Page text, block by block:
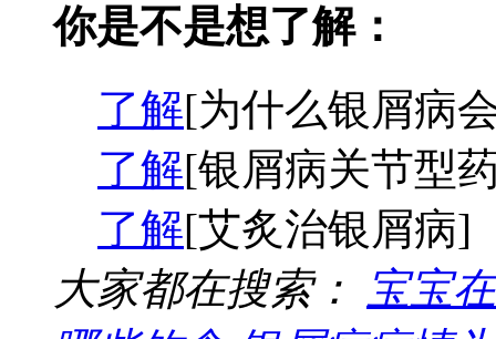
你是不是想了解：
了解[为什么银屑病
了解[银屑病关节型
了解[艾炙治银屑病]
大家都在搜索：
宝宝